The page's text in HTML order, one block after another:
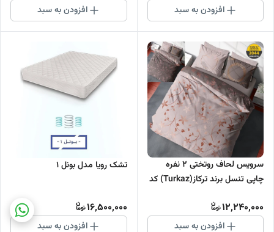
افزودن به سبد افزودن به سبد
سرویس لحاف روتختی 2 نفره
چاپی تنسل برند ترکاز(Turkaz) کد
12,240,000
افزودن به سبد
تشک رویا مدل بونل 1
16,500,000
افزودن به سبد